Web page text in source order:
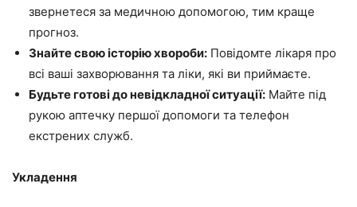
звернетеся за медичною допомогою, тим краще
прогноз.
Знайте свою історію хвороби: Повідомте лікаря про
всі ваші захворювання та ліки, які ви приймаєте.
Будьте готові до невідкладної ситуації: Майте під
рукою аптечку першої допомоги та телефон
екстрених служб.
Укладення